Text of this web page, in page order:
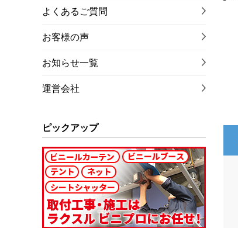
よくあるご質問
お客様の声
お知らせ一覧
運営会社
ピックアップ